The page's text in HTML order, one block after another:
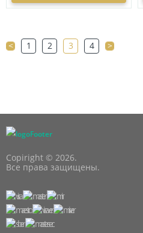
< 1 2 3 4 >
Copiright © 2026.
Все права защищены.